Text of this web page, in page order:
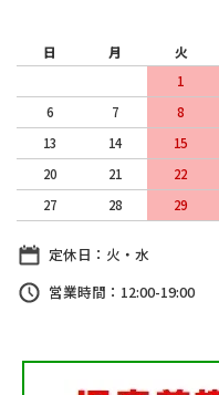
日
月 火
1
6
7 8
13
14 15
20
21 22
27
28 29
定休日：火・水
営業時間：12:00-19:00